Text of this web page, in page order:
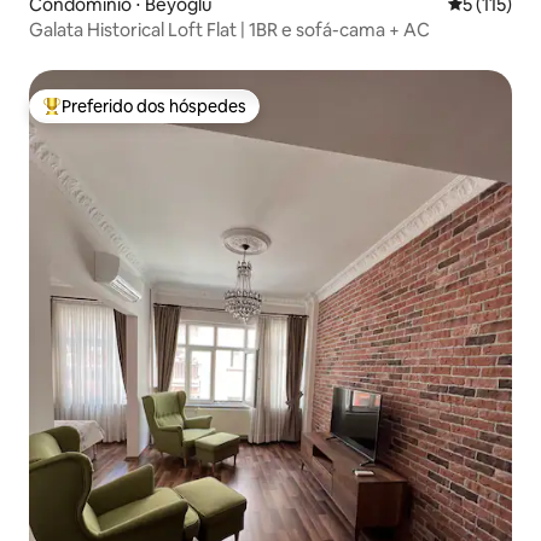
Galata Historical Loft Flat | 1BR e sofá-cama + AC
Entre os melhores preferidos dos hóspedes
Preferido dos hóspedes